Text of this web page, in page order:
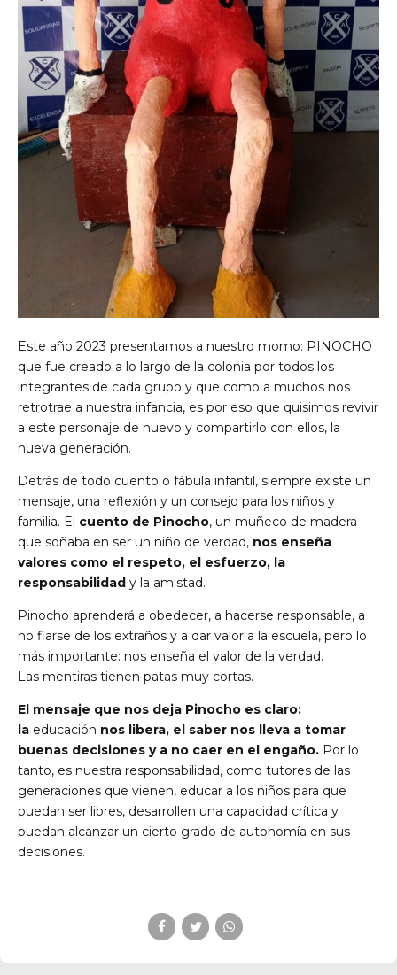
Este año 2023 presentamos a nuestro momo: PINOCHO
que fue creado a lo largo de la colonia por todos los
integrantes de cada grupo y que como a muchos nos
retrotrae a nuestra infancia, es por eso que quisimos revivir
a este personaje de nuevo y compartirlo con ellos, la
nueva generación.
Detrás de todo cuento o fábula infantil, siempre existe un
mensaje, una reflexión y un consejo para los niños y
familia. El cuento de Pinocho, un muñeco de madera
que soñaba en ser un niño de verdad, nos enseña
valores como el respeto, el esfuerzo, la
responsabilidad y la amistad.
Pinocho aprenderá a obedecer, a hacerse responsable, a
no fiarse de los extraños y a dar valor a la escuela, pero lo
más importante: nos enseña el valor de la verdad.
Las mentiras tienen patas muy cortas.
El mensaje que nos deja Pinocho es claro:
la educación nos libera, el saber nos lleva a tomar
buenas decisiones y a no caer en el engaño. Por lo
tanto, es nuestra responsabilidad, como tutores de las
generaciones que vienen, educar a los niños para que
puedan ser libres, desarrollen una capacidad crítica y
puedan alcanzar un cierto grado de autonomía en sus
decisiones.